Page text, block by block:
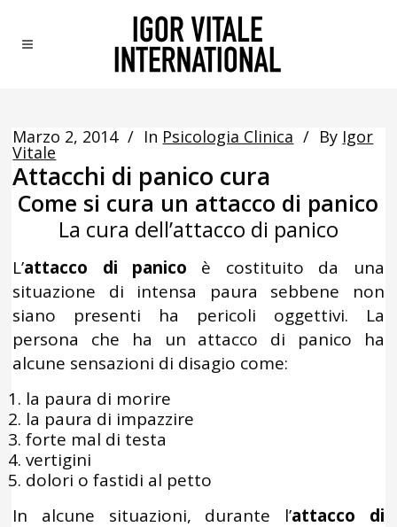
Marzo 2, 2014 In Psicologia Clinica By Igor
Vitale
Attacchi di panico cura
Come si cura un attacco di panico
La cura dell’attacco di panico
L’attacco di panico è costituito da una
situazione di intensa paura sebbene non
siano presenti ha pericoli oggettivi. La
persona che ha un attacco di panico ha
alcune sensazioni di disagio come:
la paura di morire
la paura di impazzire
forte mal di testa
vertigini
dolori o fastidi al petto
In alcune situazioni, durante l’attacco di